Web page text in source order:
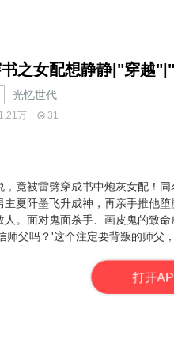
之女配想静静|"穿越
光忆世代
1.21万 31
竟被雷劈穿成书中炮灰女配！
夏阡墨飞升成神，再亲手推他
。面对鬼面杀手、画皮鬼的致
师父吗？'这个注定要背叛的师父
打开AP